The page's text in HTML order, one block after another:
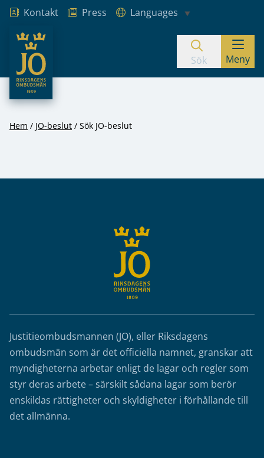
Hoppa till innehåll
Kontakt Press
Languages
JO – Riksdagens Ombudsmän
Sök Meny
Hem JO-beslut Sök JO-beslut
Justitieombudsmannen (JO), eller Riksdagens
ombudsmän som är det officiella namnet, granskar att
myndigheterna arbetar enligt de lagar och regler som
styr deras arbete – särskilt sådana lagar som berör
enskildas rättigheter och skyldigheter i förhållande till
det allmänna.